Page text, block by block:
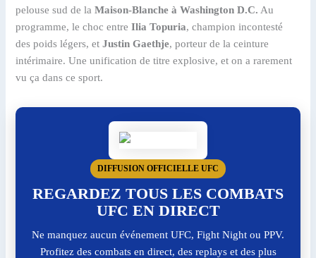
pelouse sud de laMaison-Blanche à Washington D.C. Au
programme, le choc entreIlia Topuria, champion incontesté
des poids légers, etJustin Gaethje, porteur de la ceinture
intérimaire. Une unification de titre explosive, et on a rarement
vu ça dans ce sport.
DIFFUSION OFFICIELLE UFC
REGARDEZ TOUS LES COMBATS
UFC EN DIRECT
Ne manquez aucun événement UFC, Fight Night ou PPV.
Profitez des combats en direct, des replays et des plus